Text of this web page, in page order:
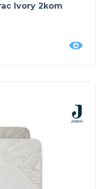
Ivory 2kom